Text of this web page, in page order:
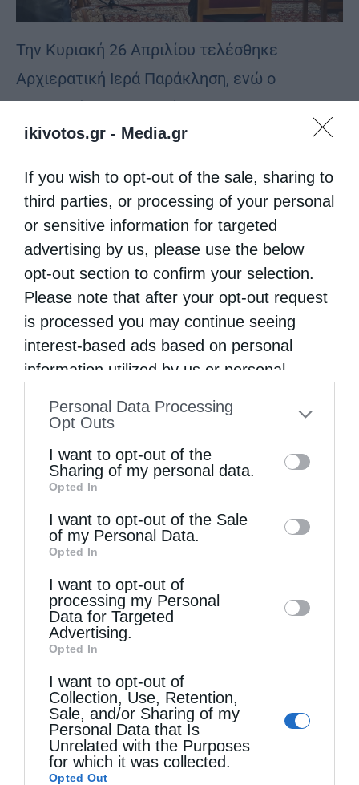
ikivotos.gr - Media.gr
If you wish to opt-out of the sale, sharing to
third parties, or processing of your personal
or sensitive information for targeted
advertising by us, please use the below
opt-out section to confirm your selection.
Please note that after your opt-out request
is processed you may continue seeing
interest-based ads based on personal
information utilized by us or personal
to your opt-out. You may separately opt-out
information by third parties on the IAB’s list
of downstream participants. This
information may also be disclosed by us to
third parties on theIAB’s List of
Downstream Participants
disclose it to other third parties.
Personal Data Processing
Opt Outs
I want to opt-out of the
Sharing of my personal data.
Opted In
I want to opt-out of the Sale
of my Personal Data.
Opted In
I want to opt-out of
processing my Personal
Data for Targeted
Advertising.
Opted In
I want to opt-out of
Collection, Use, Retention,
Sale, and/or Sharing of my
Personal Data that Is
Unrelated with the Purposes
for which it was collected.
Opted Out
Την Κυριακή 26 Απριλίου τελέσθηκε
Αρχιερατική Ιερά Παράκληση, ενώ ο
Σεβασμιώτατος προσέφερε στις
βιβλιοθήκες των Δημοτικών Σχολείων της
Λέοντος Μελά, καθώς και δώρα σε παιδιά
πολυτέκνων οικογενειών. Το τριήμερο
ολοκληρώθηκε με δείπνο αγάπης προς
νέους, σπουδαστές και φοιτητές, κατά το
οποίο ο Ποιμενάρχης ανέπτυξε
πνευματικούς προβληματισμούς και
απάντησε σε ερωτήματα εκκλησιολογικού
και δογματικού περιεχομένου.
ποιμαντικό έργο της ακριτικής
Μητροπόλεως Χίου, με ιδιαίτερη μέριμνα για
τη στήριξη και την πνευματική καλλιέργεια
της νεότητας.
ΕΥΑΓΓΕΛΙΣΤΉΣ ΜΆΡΚΟΣ ΜΗΤΡΌΠΟΛΗ ΧΊΟΥ
ΜΗΤΡΟΠΟΛΊΤΗΣ ΧΊΟΥ ΜΆΡΚΟΣ